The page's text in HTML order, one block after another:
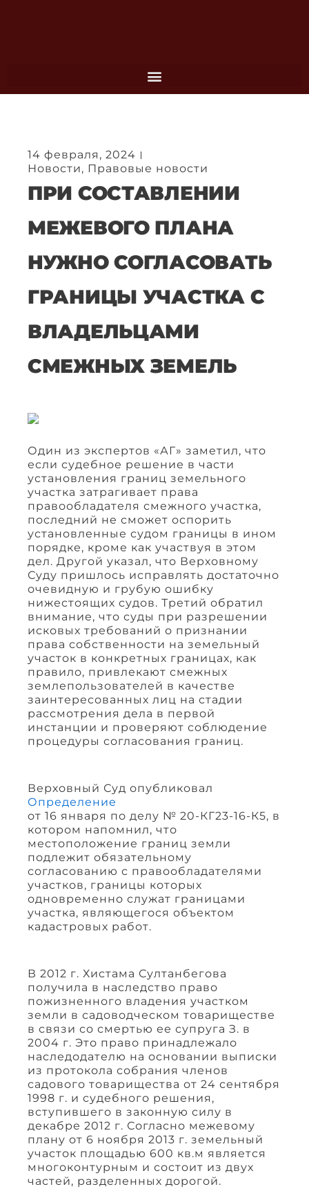
14 февраля, 2024
Новости, Правовые новости
ПРИ СОСТАВЛЕНИИ
МЕЖЕВОГО ПЛАНА
НУЖНО СОГЛАСОВАТЬ
ГРАНИЦЫ УЧАСТКА С
ВЛАДЕЛЬЦАМИ
СМЕЖНЫХ ЗЕМЕЛЬ
Один из экспертов «АГ» заметил, что
если судебное решение в части
установления границ земельного
участка затрагивает права
правообладателя смежного участка,
последний не сможет оспорить
установленные судом границы в ином
порядке, кроме как участвуя в этом
дел. Другой указал, что Верховному
Суду пришлось исправлять достаточно
очевидную и грубую ошибку
нижестоящих судов. Третий обратил
внимание, что суды при разрешении
исковых требований о признании
права собственности на земельный
участок в конкретных границах, как
правило, привлекают смежных
землепользователей в качестве
заинтересованных лиц на стадии
рассмотрения дела в первой
инстанции и проверяют соблюдение
процедуры согласования границ.
Верховный Суд опубликовал
Определение
от 16 января по делу № 20-КГ23-16-К5, в
котором напомнил, что
местоположение границ земли
подлежит обязательному
согласованию с правообладателями
участков, границы которых
одновременно служат границами
участка, являющегося объектом
кадастровых работ.
В 2012 г. Хистама Султанбегова
получила в наследство право
пожизненного владения участком
земли в садоводческом товариществе
в связи со смертью ее супруга З. в
2004 г. Это право принадлежало
наследодателю на основании выписки
из протокола собрания членов
садового товарищества от 24 сентября
1998 г. и судебного решения,
вступившего в законную силу в
декабре 2012 г. Согласно межевому
плану от 6 ноября 2013 г. земельный
участок площадью 600 кв.м является
многоконтурным и состоит из двух
частей, разделенных дорогой.